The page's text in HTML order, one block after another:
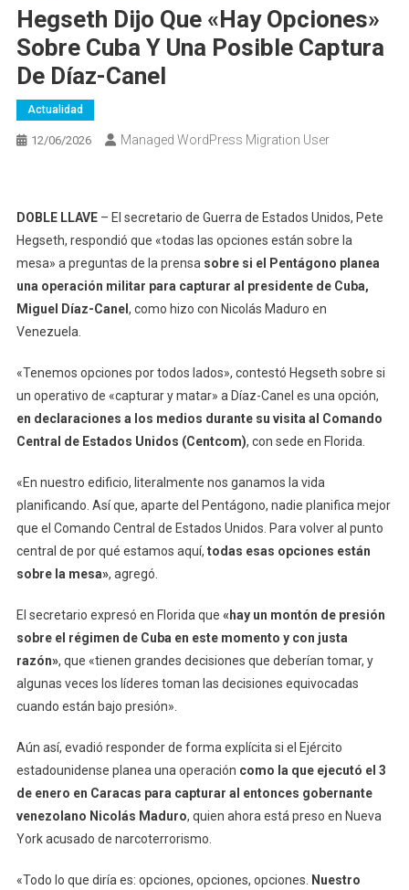
Hegseth Dijo Que «hay Opciones»
Sobre Cuba Y Una Posible Captura
De Díaz-Canel
Actualidad
12/06/2026 Managed WordPress Migration User
DOBLE LLAVE– El secretario de Guerra de Estados Unidos, Pete
Hegseth, respondió que «todas las opciones están sobre la
mesa» a preguntas de la prensa sobre si el Pentágono planea
una operación militar para capturar al presidente de Cuba,
Miguel Díaz-Canel , como hizo con Nicolás Maduro en
Venezuela.
«Tenemos opciones por todos lados», contestó Hegseth sobre si
un operativo de «capturar y matar» a Díaz-Canel es una opción,
en declaraciones a los medios durante su visita al Comando
Central de Estados Unidos (Centcom), con sede en Florida.
«En nuestro edificio, literalmente nos ganamos la vida
planificando. Así que, aparte del Pentágono, nadie planifica mejor
que el Comando Central de Estados Unidos. Para volver al punto
central de por qué estamos aquí, todas esas opciones están
sobre la mesa», agregó.
El secretario expresó en Florida que «hay un montón de presión
sobre el régimen de Cuba en este momento y con justa
razón», que «tienen grandes decisiones que deberían tomar, y
algunas veces los líderes toman las decisiones equivocadas
cuando están bajo presión».
Aún así, evadió responder de forma explícita si el Ejército
estadounidense planea una operación como la que ejecutó el 3
de enero en Caracas para capturar al entonces gobernante
venezolano Nicolás Maduro, quien ahora está preso en Nueva
York acusado de narcoterrorismo.
«Todo lo que diría es: opciones, opciones, opciones.
Nuestro